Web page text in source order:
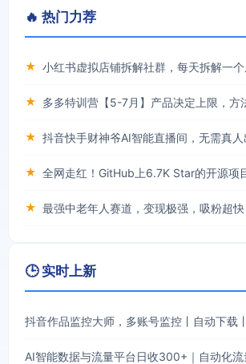
🔥 热门力荐
★
★
★
★
★ 最强中老年人赛道，变现极强，吸粉超
🕒 实时上新
抖音作品监控大师，多账号监控丨自动下载